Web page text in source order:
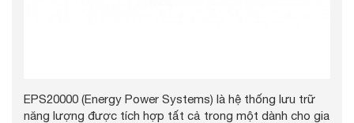
EPS20000 (Energy Power Systems) là hệ thống lưu trữ
năng lượng được tích hợp tất cả trong một dành cho gia